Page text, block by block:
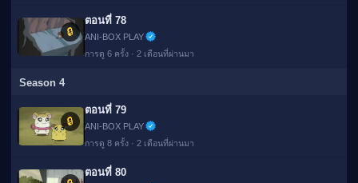
🔒
ตอนที่ 78
ANI-BOX PLAY
การดู 6 ครั้ง · 2 เดือนที่ผ่านมา
Season 4
🔒
ตอนที่ 79
ANI-BOX PLAY
การดู 8 ครั้ง · 2 เดือนที่ผ่านมา
ตอนที่ 80